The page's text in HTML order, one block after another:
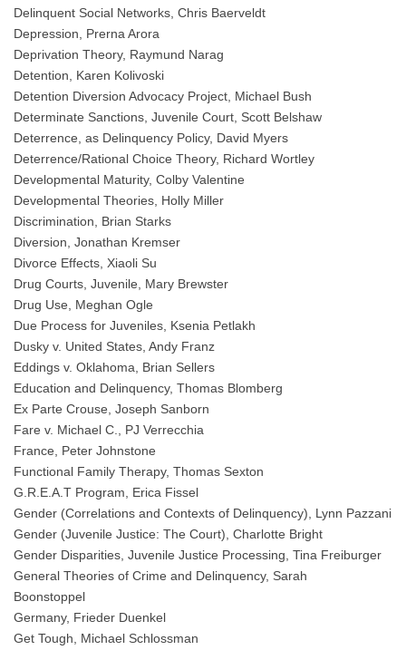
Delinquent Social Networks, Chris Baerveldt
Depression, Prerna Arora
Deprivation Theory, Raymund Narag
Detention, Karen Kolivoski
Detention Diversion Advocacy Project, Michael Bush
Determinate Sanctions, Juvenile Court, Scott Belshaw
Deterrence, as Delinquency Policy, David Myers
Deterrence/Rational Choice Theory, Richard Wortley
Developmental Maturity, Colby Valentine
Developmental Theories, Holly Miller
Discrimination, Brian Starks
Diversion, Jonathan Kremser
Divorce Effects, Xiaoli Su
Drug Courts, Juvenile, Mary Brewster
Drug Use, Meghan Ogle
Due Process for Juveniles, Ksenia Petlakh
Dusky v. United States, Andy Franz
Eddings v. Oklahoma, Brian Sellers
Education and Delinquency, Thomas Blomberg
Ex Parte Crouse, Joseph Sanborn
Fare v. Michael C., PJ Verrecchia
France, Peter Johnstone
Functional Family Therapy, Thomas Sexton
G.R.E.A.T Program, Erica Fissel
Gender (Correlations and Contexts of Delinquency), Lynn Pazzani
Gender (Juvenile Justice: The Court), Charlotte Bright
Gender Disparities, Juvenile Justice Processing, Tina Freiburger
General Theories of Crime and Delinquency, Sarah
Boonstoppel
Germany, Frieder Duenkel
Get Tough, Michael Schlossman